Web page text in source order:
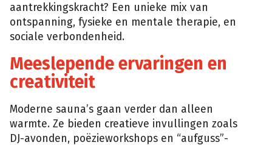
aantrekkingskracht? Een unieke mix van
ontspanning, fysieke en mentale therapie, en
sociale verbondenheid.
Meeslepende ervaringen en
creativiteit
Moderne sauna’s gaan verder dan alleen
warmte. Ze bieden creatieve invullingen zoals
DJ-avonden, poëzieworkshops en “aufguss”-